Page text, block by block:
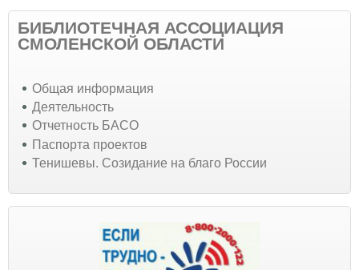
БИБЛИОТЕЧНАЯ АССОЦИАЦИЯ
СМОЛЕНСКОЙ ОБЛАСТИ
Общая информация
Деятельность
Отчетность БАСО
Паспорта проектов
Тенишевы. Созидание на благо России